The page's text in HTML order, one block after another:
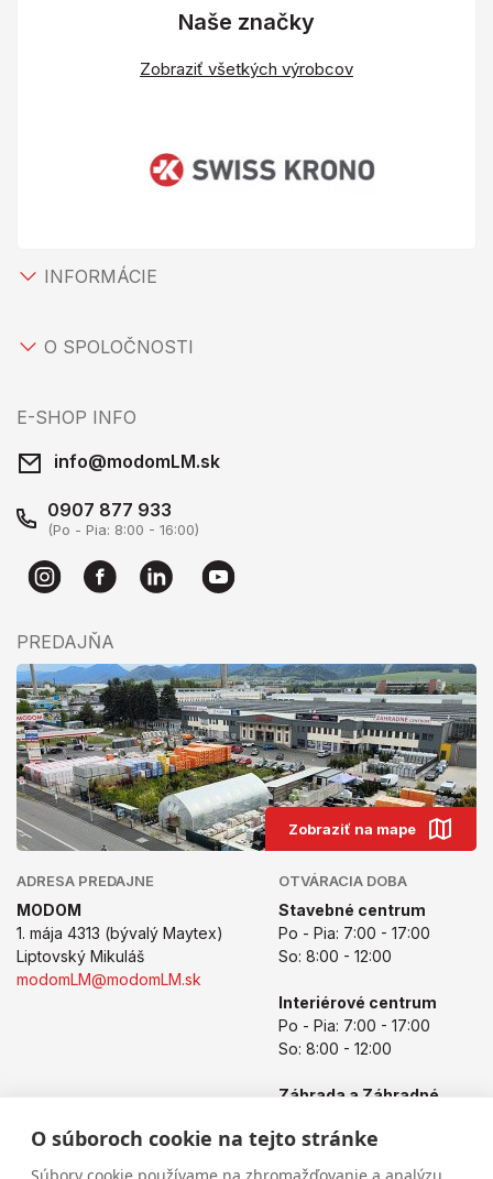
O súboroch cookie na tejto stránke
Naše značky
Zobraziť všetkých výrobcov
INFORMÁCIE
O SPOLOČNOSTI
E-SHOP INFO
info@modomLM.sk
0907 877 933
(Po - Pia: 8:00 - 16:00)
PREDAJŇA
Zobraziť na mape
ADRESA PREDAJNE
MODOM
1. mája 4313 (bývalý Maytex)
Liptovský Mikuláš
modomLM@modomLM.sk
OTVÁRACIA DOBA
Stavebné centrum
Po - Pia: 7:00 - 17:00
So: 8:00 - 12:00
Interiérové centrum
Po - Pia: 7:00 - 17:00
So: 8:00 - 12:00
Záhrada a Záhradné
Po - Pia: 8:00 - 17:00
So: 8:00 - 12:00